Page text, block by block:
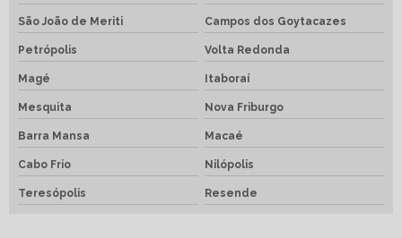
São João de Meriti Campos dos Goytacazes
Petrópolis Volta Redonda
Magé Itaboraí
Mesquita Nova Friburgo
Barra Mansa Macaé
Cabo Frio Nilópolis
Teresópolis Resende